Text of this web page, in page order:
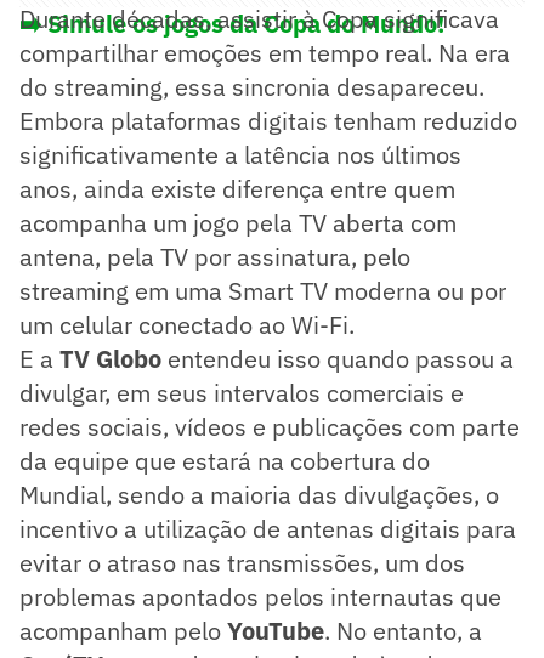
➡️ Simule os jogos da Copa do Mundo!
Durante décadas, assistir à Copa significava
compartilhar emoções em tempo real. Na era
do streaming, essa sincronia desapareceu.
Embora plataformas digitais tenham reduzido
significativamente a latência nos últimos
anos, ainda existe diferença entre quem
acompanha um jogo pela TV aberta com
antena, pela TV por assinatura, pelo
streaming em uma Smart TV moderna ou por
um celular conectado ao Wi-Fi.
E a TV Globo entendeu isso quando passou a
divulgar, em seus intervalos comerciais e
redes sociais, vídeos e publicações com parte
da equipe que estará na cobertura do
Mundial, sendo a maioria das divulgações, o
incentivo a utilização de antenas digitais para
evitar o atraso nas transmissões, um dos
problemas apontados pelos internautas que
acompanham peloYouTube. No entanto, a